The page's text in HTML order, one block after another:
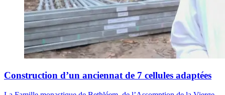
Construction d’un anciennat de 7 cellules adaptées